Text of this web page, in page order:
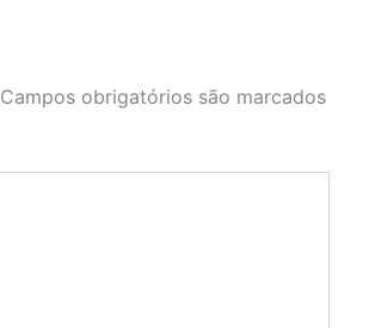
Campos obrigatórios são marcados